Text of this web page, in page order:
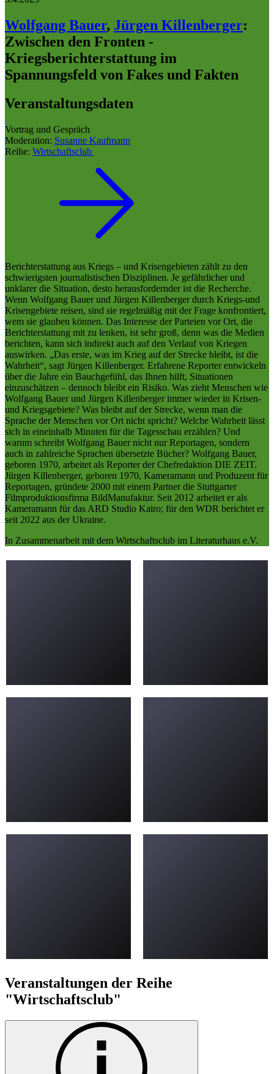
Wolfgang Bauer, Jürgen Killenberger:
Zwischen den Fronten -
Kriegsberichterstattung im
Spannungsfeld von Fakes und Fakten
Veranstaltungsdaten
Vortrag und Gespräch
Moderation: Susanne Kaufmann
Reihe: Wirtschaftsclub
Berichterstattung aus Kriegs – und Krisengebieten zählt zu den
schwierigsten journalistischen Disziplinen. Je gefährlicher und
unklarer die Situation, desto herausfordernder ist die Recherche.
Wenn Wolfgang Bauer und Jürgen Killenberger durch Kriegs-und
Krisengebiete reisen, sind sie regelmäßig mit der Frage konfrontiert,
wem sie glauben können. Das Interesse der Parteien vor Ort, die
Berichterstattung mit zu lenken, ist sehr groß, denn was die Medien
berichten, kann sich indirekt auch auf den Verlauf von Kriegen
auswirken. „Das erste, was im Krieg auf der Strecke bleibt, ist die
Wahrheit“, sagt Jürgen Killenberger. Erfahrene Reporter entwickeln
über die Jahre ein Bauchgefühl, das Ihnen hilft, Situationen
einzuschätzen – dennoch bleibt ein Risiko. Was zieht Menschen wie
Wolfgang Bauer und Jürgen Killenberger immer wieder in Krisen-
und Kriegsgebiete? Was bleibt auf der Strecke, wenn man die
Sprache der Menschen vor Ort nicht spricht? Welche Wahrheit lässt
sich in eineinhalb Minuten für die Tagesschau erzählen? Und
warum schreibt Wolfgang Bauer nicht nur Reportagen, sondern
auch in zahlreiche Sprachen übersetzte Bücher? Wolfgang Bauer,
geboren 1970, arbeitet als Reporter der Chefredaktion DIE ZEIT.
Jürgen Killenberger, geboren 1970, Kameramann und Produzent für
Reportagen, gründete 2000 mit einem Partner die Stuttgarter
Filmproduktionsfirma BildManufaktur. Seit 2012 arbeitet er als
Kameramann für das ARD Studio Kairo; für den WDR berichtet er
seit 2022 aus der Ukraine.
In Zusammenarbeit mit dem Wirtschaftsclub im Literaturhaus e.V.
Veranstaltungen der Reihe
"Wirtschaftsclub"